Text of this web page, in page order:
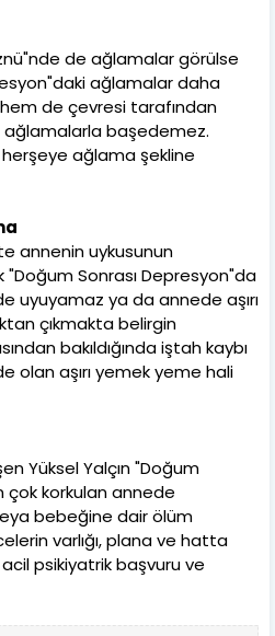
de ağlamalar görülse
ağlamalar daha
de çevresi tarafından
başedemez.
herşeye ağlama şekline
annenin uykusunun
Sonrası Depresyon"da
uyuyamaz ya da annede aşırı
çıkmakta belirgin
bakıldığında iştah kaybı
olan aşırı yemek yeme hali
Yüksel Yalçın "Doğum
çok korkulan annede
bebeğine dair ölüm
varlığı, plana ve hatta
psikiyatrik başvuru ve